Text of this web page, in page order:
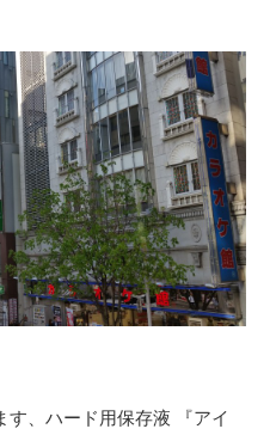
す、ハード用保存液 『アイ